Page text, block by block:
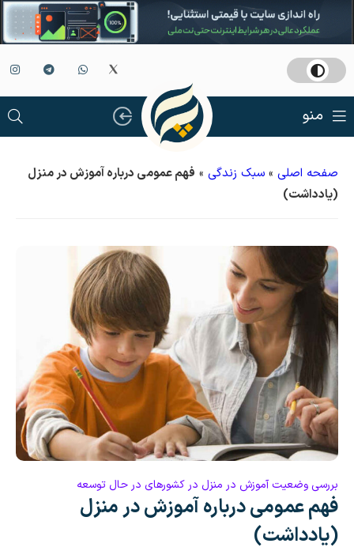
منو
صفحه اصلی » سبک زندگی » فهم عمومی درباره آموزش در منزل
(یادداشت)
بررسی وضعیت آموزش در منزل در کشورهای در حال توسعه
فهم عمومی درباره آموزش در منزل
(یادداشت)